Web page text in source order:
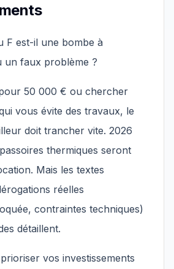
F est-il une bombe à
un faux problème ?
50 000 € ou chercher
vous évite des travaux, le
doit trancher vite. 2026
thermiques seront
Mais les textes
réelles
contraintes techniques)
détaillent.
vos investissements